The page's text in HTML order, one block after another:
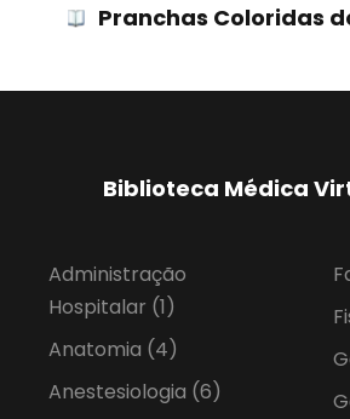
Pranchas Coloridas
Biblioteca Médica
Administração
Hospitalar (1)
Anatomia (4)
Anestesiologia (6)